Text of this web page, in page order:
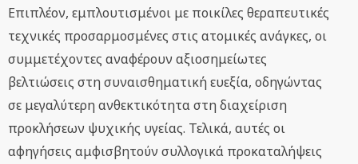
Επιπλέον, εμπλουτισμένοι με ποικίλες θεραπευτικές
τεχνικές προσαρμοσμένες στις ατομικές ανάγκες, οι
συμμετέχοντες αναφέρουν αξιοσημείωτες
βελτιώσεις στη συναισθηματική ευεξία, οδηγώντας
σε μεγαλύτερη ανθεκτικότητα στη διαχείριση
προκλήσεων ψυχικής υγείας. Τελικά, αυτές οι
αφηγήσεις αμφισβητούν συλλογικά προκαταλήψεις